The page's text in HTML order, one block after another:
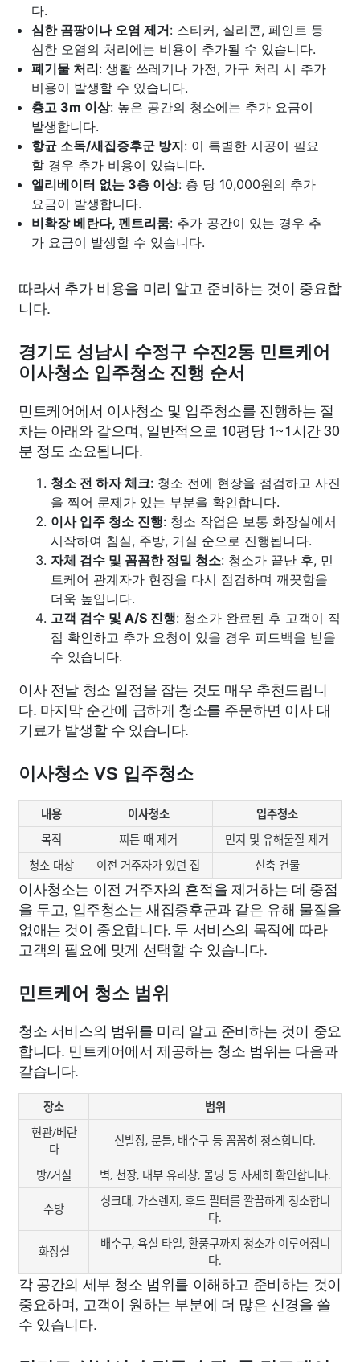
다.
심한 곰팡이나 오염 제거: 스티커, 실리콘, 페인트 등
심한 오염의 처리에는 비용이 추가될 수 있습니다.
폐기물 처리: 생활 쓰레기나 가전, 가구 처리 시 추가
비용이 발생할 수 있습니다.
층고 3m 이상: 높은 공간의 청소에는 추가 요금이
발생합니다.
항균 소독/새집증후군 방지: 이 특별한 시공이 필요
할 경우 추가 비용이 있습니다.
엘리베이터 없는 3층 이상: 층 당 10,000원의 추가
요금이 발생합니다.
비확장 베란다, 펜트리룸: 추가 공간이 있는 경우 추
가 요금이 발생할 수 있습니다.
따라서 추가 비용을 미리 알고 준비하는 것이 중요합
니다.
경기도 성남시 수정구 수진2동 민트케어
이사청소 입주청소 진행 순서
민트케어에서 이사청소 및 입주청소를 진행하는 절
차는 아래와 같으며, 일반적으로 10평당 1~1시간 30
분 정도 소요됩니다.
청소 전 하자 체크: 청소 전에 현장을 점검하고 사진
을 찍어 문제가 있는 부분을 확인합니다.
이사 입주 청소 진행: 청소 작업은 보통 화장실에서
시작하여 침실, 주방, 거실 순으로 진행됩니다.
자체 검수 및 꼼꼼한 정밀 청소: 청소가 끝난 후, 민
트케어 관계자가 현장을 다시 점검하며 깨끗함을
더욱 높입니다.
고객 검수 및 A/S 진행: 청소가 완료된 후 고객이 직
접 확인하고 추가 요청이 있을 경우 피드백을 받을
수 있습니다.
이사 전날 청소 일정을 잡는 것도 매우 추천드립니
다. 마지막 순간에 급하게 청소를 주문하면 이사 대
기료가 발생할 수 있습니다.
이사청소 VS 입주청소
내용 이사청소
입주청소
목적
찌든 때 제거
먼지 및 유해물질 제거
청소 대상
이전 거주자가 있던 집 신축 건물
이사청소는 이전 거주자의 흔적을 제거하는 데 중점
을 두고, 입주청소는 새집증후군과 같은 유해 물질을
없애는 것이 중요합니다. 두 서비스의 목적에 따라
고객의 필요에 맞게 선택할 수 있습니다.
민트케어 청소 범위
청소 서비스의 범위를 미리 알고 준비하는 것이 중요
합니다. 민트케어에서 제공하는 청소 범위는 다음과
같습니다.
장소
범위
현관/베란
다
신발장, 문틀, 배수구 등 꼼꼼히 청소합니다.
방/거실 벽, 천장, 내부 유리창, 몰딩 등 자세히 확인합니다.
주방
싱크대, 가스렌지, 후드 필터를 깔끔하게 청소합니
다.
화장실
배수구, 욕실 타일, 환풍구까지 청소가 이루어집니
다.
각 공간의 세부 청소 범위를 이해하고 준비하는 것이
중요하며, 고객이 원하는 부분에 더 많은 신경을 쓸
수 있습니다.